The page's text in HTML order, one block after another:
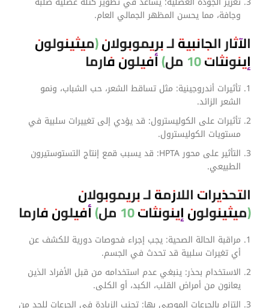
وجافة، مما يحسن المظهر الجمالي العام.
الآثار الجانبية لـ بريموبولان (ميثينولون
إينونثات 10 مل) أفيلون فارما
تأثيرات أندروجينية: مثل تساقط الشعر، حب الشباب، ونمو
الشعر الزائد.
تأثيرات على الكوليسترول: قد يؤدي إلى تغييرات سلبية في
مستويات الكوليسترول.
التأثير على محور HPTA: قد يسبب قمع إنتاج التستوستيرون
الطبيعي.
التحذيرات اللازمة لـ بريموبولان
(ميثينولون إينونثات 10 مل) أفيلون فارما
مراقبة الحالة الصحية: يجب إجراء فحوصات دورية للكشف عن
أي تغيرات سلبية قد تحدث في الجسم.
الاستخدام بحذر: ينبغي عدم استخدامه من قبل الأفراد الذين
يعانون من أمراض القلب، الكبد، أو الكلى.
التزام بالجرعات الموصى بها: تجنب الزيادة في الجرعات للحد من